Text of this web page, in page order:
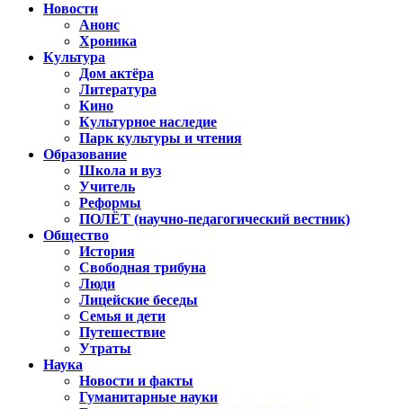
Новости
Анонс
Хроника
Культура
Дом актёра
Литература
Кино
Культурное наследие
Парк культуры и чтения
Образование
Школа и вуз
Учитель
Реформы
ПОЛЁТ (научно-педагогический вестник)
Общество
История
Свободная трибуна
Люди
Лицейские беседы
Семья и дети
Путешествие
Утраты
Наука
Новости и факты
Гуманитарные науки